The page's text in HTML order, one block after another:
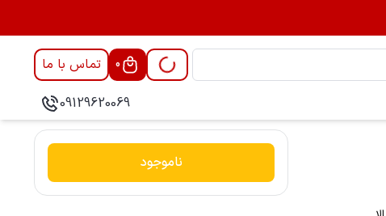
0
تماس با ما
09129620069
ناموجود